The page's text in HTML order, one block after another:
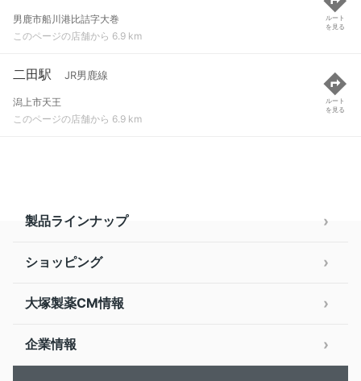
男鹿市船川港比詰字大巻
このページの店舗から 6.9 km
ルート
を見る
二田駅 JR男鹿線
潟上市天王
このページの店舗から 6.9 km
ルート
を見る
製品ラインナップ
ショッピング
大塚製薬CM情報
企業情報